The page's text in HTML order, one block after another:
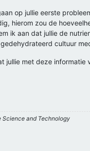
op jullie eerste
hierom zou de
ik aan dat jullie de
cultuur
jullie met deze informatie
Science and Technology